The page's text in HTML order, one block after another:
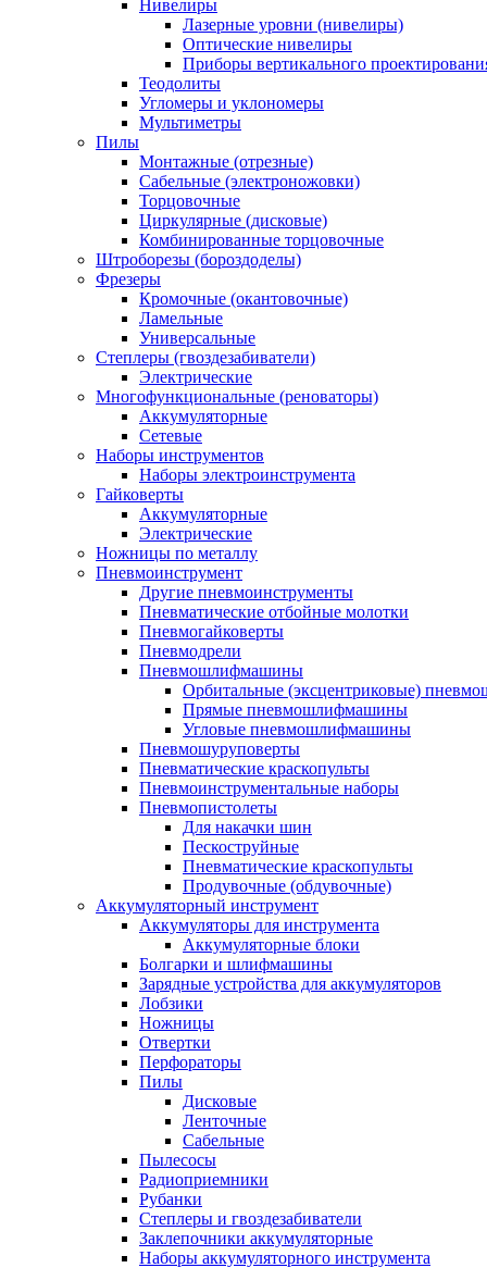
Нивелиры
Лазерные уровни (нивелиры)
Оптические нивелиры
Приборы вертикального
Теодолиты
Угломеры и уклономеры
Мультиметры
Пилы
Монтажные (отрезные)
Сабельные (электроножовки)
Торцовочные
Циркулярные (дисковые)
Комбинированные торцовочные
Штроборезы (бороздоделы)
Фрезеры
Кромочные (окантовочные)
Ламельные
Универсальные
Степлеры (гвоздезабиватели)
Электрические
Многофункциональные (реноваторы)
Аккумуляторные
Сетевые
Наборы инструментов
Наборы электроинструмента
Гайковерты
Аккумуляторные
Электрические
Ножницы по металлу
Пневмоинструмент
Другие пневмоинструменты
Пневматические отбойные молотки
Пневмогайковерты
Пневмодрели
Пневмошлифмашины
Орбитальные (эксцентриковые)
Прямые пневмошлифмашины
Угловые пневмошлифмашины
Пневмошуруповерты
Пневматические краскопульты
Пневмоинструментальные наборы
Пневмопистолеты
Для накачки шин
Пескоструйные
Пневматические краскопульты
Продувочные (обдувочные)
Аккумуляторный инструмент
Аккумуляторы для инструмента
Аккумуляторные блоки
Болгарки и шлифмашины
Зарядные устройства для аккумуляторов
Лобзики
Ножницы
Отвертки
Перфораторы
Пилы
Дисковые
Ленточные
Сабельные
Пылесосы
Радиоприемники
Рубанки
Степлеры и гвоздезабиватели
Заклепочники аккумуляторные
Наборы аккумуляторного инструмента